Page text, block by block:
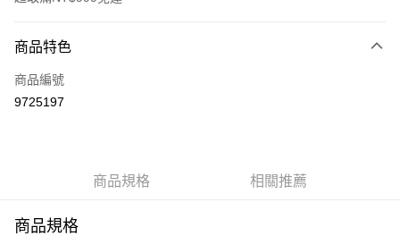
信用卡一次付款
超商取貨付款
悠遊付
商品特色
商品編號
9725197
商品規格 相關推薦
商品規格